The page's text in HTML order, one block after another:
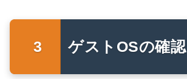
ゲストOSの確認